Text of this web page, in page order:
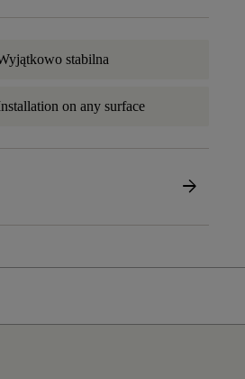
stabilna
on any surface
arrow_forward